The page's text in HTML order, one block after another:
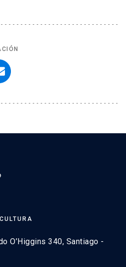
O’Higgins 340, Santiago -